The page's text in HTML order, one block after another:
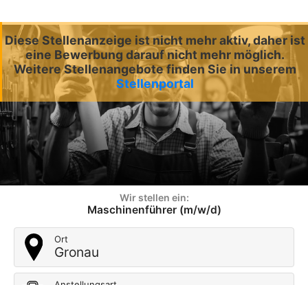
Diese Stellenanzeige ist nicht mehr aktiv, daher ist
eine Bewerbung darauf nicht mehr möglich.
Weitere Stellenangebote finden Sie in unserem
Stellenportal
Wir stellen ein:
Maschinenführer (m/w/d)
Ort
Gronau